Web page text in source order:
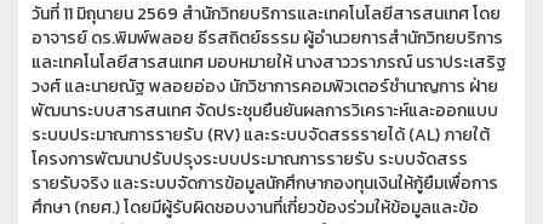
วันที่ 11 มิถุนายน 2569 สำนักวิทยบริการและเทคโนโลยีสารสนเทศ โดย
อาจารย์ ดร.พิมพ์พลอย ธีรสถิตย์ธรรม ผู้อำนวยการสำนักวิทยบริการ
และเทคโนโลยีสารสนเทศ มอบหมายให้ นางสาววราภรณ์ นราประเสริฐ
วงศ์ และนายณัฐ พลอยอ่อง นักวิชาการคอมพิวเตอร์ชำนาญการ ฝ่าย
พัฒนาระบบสารสนเทศ จัดประชุมยืนยันผลการวิเคราะห์และออกแบบ
ระบบประมาณการรายรับ (RV) และระบบจัดสรรรายได้ (AL) ภายใต้
โครงการพัฒนาปรับปรุงระบบประมาณการรายรับ ระบบจัดสรร
รายรับจริง และระบบจัดการข้อมูลนักศึกษากองทุนเงินให้กู้ยืมเพื่อการ
ศึกษา (กยศ.) โดยมีผู้รับผิดชอบงานที่เกี่ยวข้องร่วมให้ข้อมูลและข้อ